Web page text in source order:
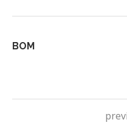
BOM